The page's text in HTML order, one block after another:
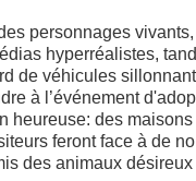
personnages vivants,
hyperréalistes,
de véhicules
à l’événement
heureuse: des
feront face à de
des animaux